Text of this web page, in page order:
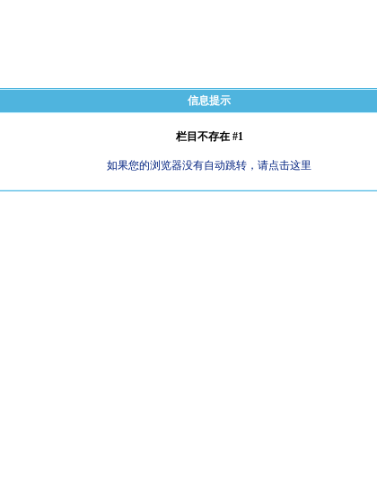
信息提示
栏目不存在 #1
如果您的浏览器没有自动跳转，请点击这里